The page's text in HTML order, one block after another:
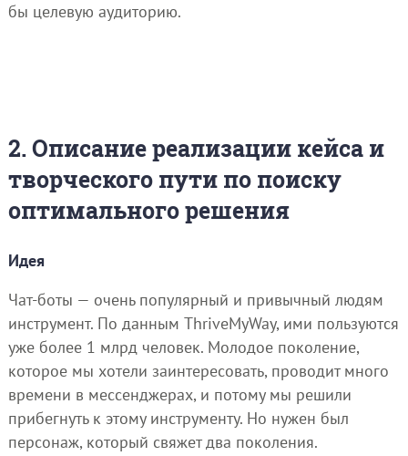
бы целевую аудиторию.
2. Описание реализации кейса и
творческого пути по поиску
оптимального решения
Идея
Чат-боты — очень популярный и привычный людям
инструмент. По данным ThriveMyWay, ими пользуются
уже более 1 млрд человек. Молодое поколение,
которое мы хотели заинтересовать, проводит много
времени в мессенджерах, и потому мы решили
прибегнуть к этому инструменту. Но нужен был
персонаж, который свяжет два поколения.